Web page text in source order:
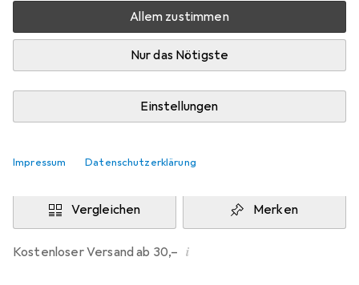
Allem zustimmen
Nur das Nötigste
Einstellungen
Impressum Datenschutzerklärung
Mehr als 10 Stück an Lager beim Drittanbieter
Lieferort angeben für genaue Lieferzeit
BeautyHair24DE
In den Warenkorb
Vergleichen Merken
Kostenloser Versand ab 30,– i